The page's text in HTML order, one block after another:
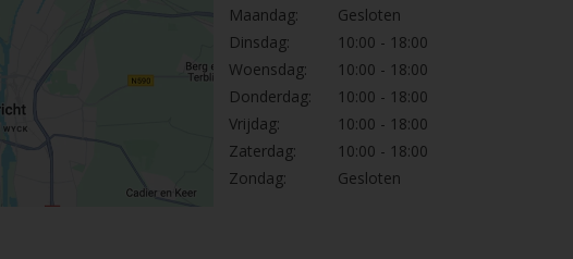
Maandag:
Gesloten
Dinsdag:
10:00 - 18:00
Woensdag:
10:00 - 18:00
Donderdag:
10:00 - 18:00
Vrijdag:
10:00 - 18:00
Zaterdag:
10:00 - 18:00
Zondag:
Gesloten